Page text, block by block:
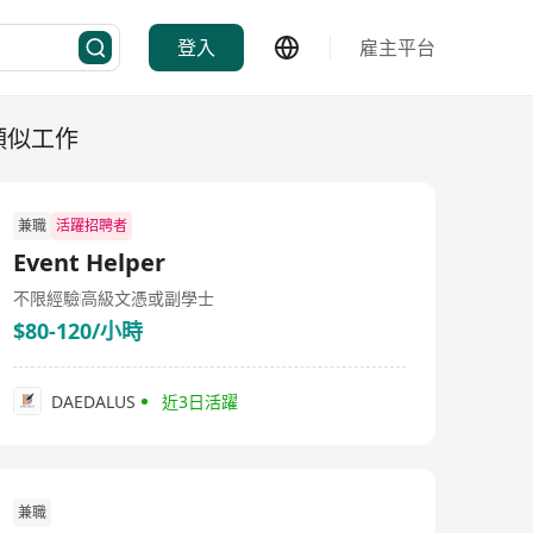
登入 雇主平台
似工作
兼職 活躍招聘者
Event Helper
不限經驗高級文憑或副學士
$80-120/小時
DAEDALUS 近3日活躍
兼職